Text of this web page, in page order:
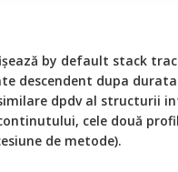
by default stack
descendent dupa
dpdv al structurii
cele două
de metode).